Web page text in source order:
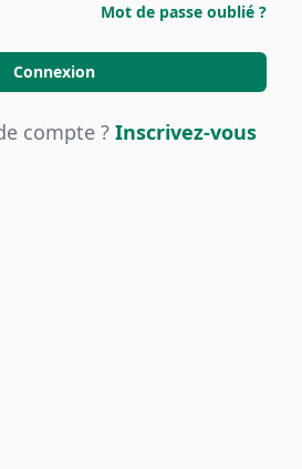
Mot de passe oublié ?
Connexion
compte ? Inscrivez-vous